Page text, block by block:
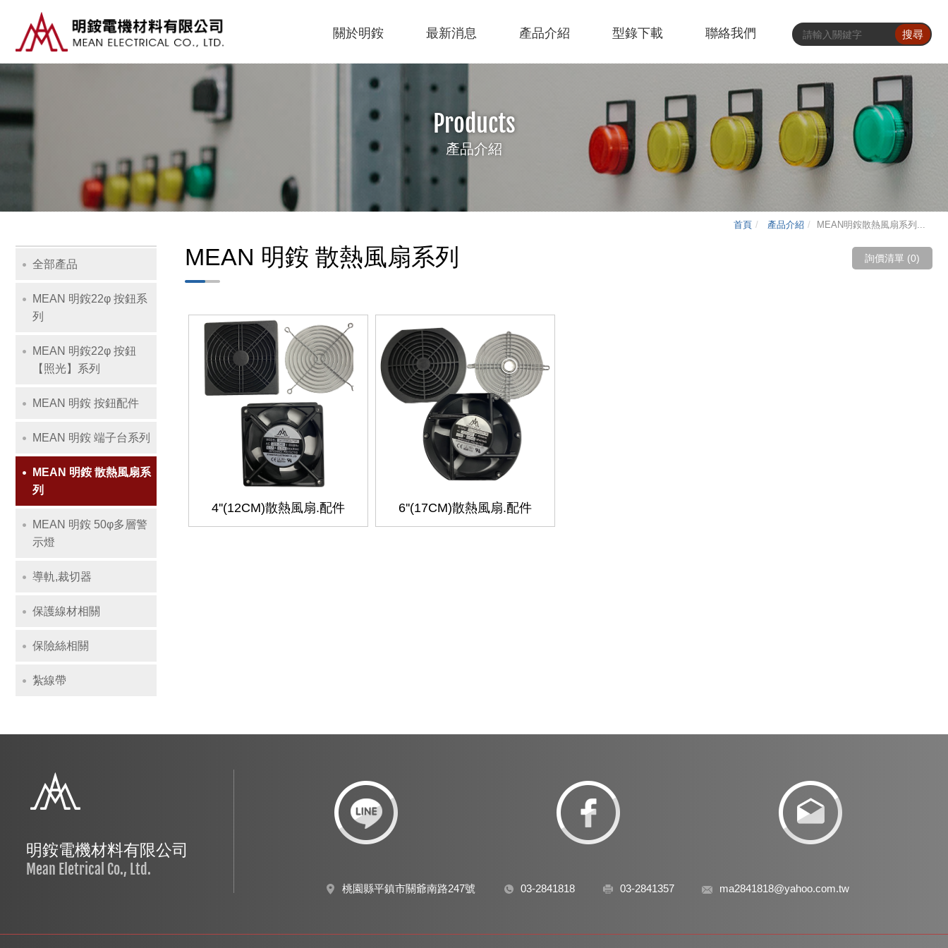
導
覽
Navigation
搜尋
關於明銨 最新消息 產品介紹 型錄下載 聯絡我們
Products
產品介紹
首頁 產品介紹 MEAN明銨散熱風扇系列...
MEAN 明銨 散熱風扇系列 詢價清單 (0)
4''(12CM)散熱風扇.配件 6''(17CM)散熱風扇.配件
全部產品
MEAN 明銨22φ 按鈕系
列
MEAN 明銨22φ 按鈕
【照光】系列
MEAN 明銨 按鈕配件
MEAN 明銨 端子台系列
MEAN 明銨 散熱風扇系
列
MEAN 明銨 50φ多層警
示燈
導軌,裁切器
保護線材相關
保險絲相關
紮線帶
明銨電機材料有限公司
Mean Eletrical Co., Ltd.
桃園縣平鎮市關爺南路247號 03-2841818 03-2841357 ma2841818@yahoo.com.tw